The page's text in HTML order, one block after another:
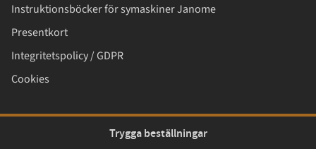
Instruktionsböcker för symaskiner Janome
Presentkort
Integritetspolicy / GDPR
Cookies
Trygga beställningar